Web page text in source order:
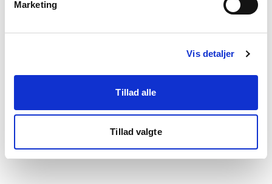
Marketing
Vis detaljer
Tillad alle
Tillad valgte